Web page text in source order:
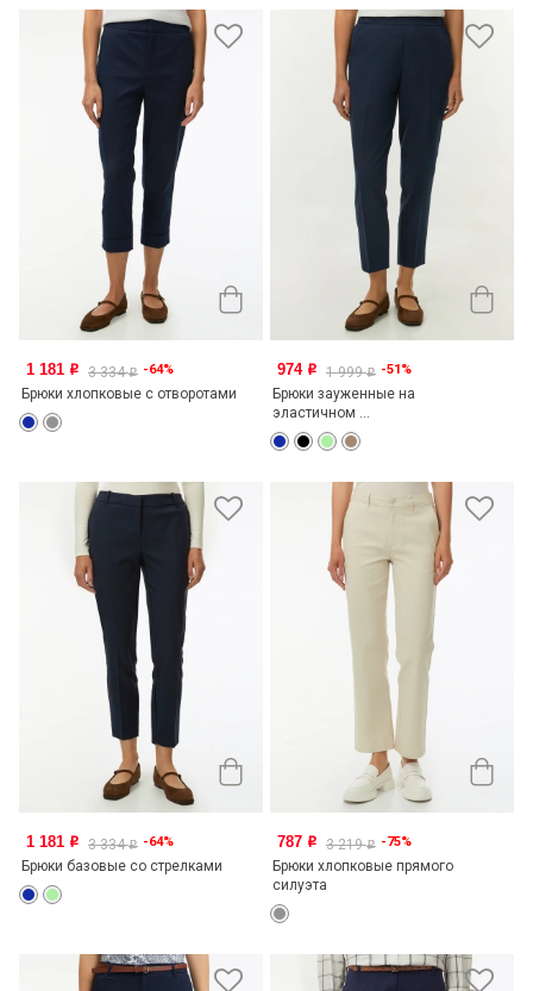
1 181 o 3 334o -64%
Брюки хлопковые с отворотами
974 o 1 999o -51%
Брюки зауженные на
эластичном ...
1 181 o 3 334o -64%
Брюки базовые со стрелками
787 o 3 219o -75%
Брюки хлопковые прямого
силуэта